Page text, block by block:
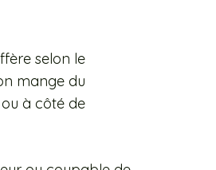
selon le
mange du
à côté de